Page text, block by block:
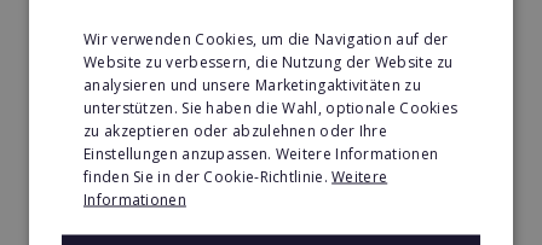
Gastronomie & Bringdienst Franchise in France -
Pays-de-la-Loire
Sport Franchise in France - Pays-de-la-Loire
Kaffee & Café Franchise in France - Pays-de-la-Loire
Tier- & Zoobedarf Franchise in France - Pays-de-la-
Wir verwenden Cookies, um die Navigation auf der
Website zu verbessern, die Nutzung der Website zu
analysieren und unsere Marketingaktivitäten zu
unterstützen. Sie haben die Wahl, optionale Cookies
zu akzeptieren oder abzulehnen oder Ihre
Einstellungen anzupassen. Weitere Informationen
finden Sie in der Cookie-Richtlinie.Weitere
Informationen